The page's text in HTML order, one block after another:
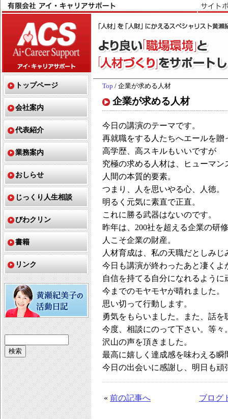
Top / 企業が求める人材
企業が求める人材
今日の講演のテーマです。
再就職をする人たちへエールを贈
高学歴、高スキルもいいですが
究極の求める人材は、ヒューマン
人間の本質的要素。
つまり、人を思いやる心、人徳。
明るく元気に素直で正直。
これに勝る武器はないのです。
昨年は、200社を超える企業の研
人こそ企業の財産。
人材育成は、私の天職だとしみ
今日も講演が終わったあと凄くよ
自信を持てる自分になれるように
今までのモヤモヤが晴れました。
思い切って行動します。
勇気をもらいました。また、話を
今度、相談にのって下さい。等々
沢山の声を頂きました。
最高に嬉しく達成感を味わえる瞬
今日の出会いに感謝し、明日も頑
« 前の記事へ ブログ
トップページ
会社案内
代表紹介
業務案内
おしらせ
じっくり人生相談
びわクリン
書籍
リンク